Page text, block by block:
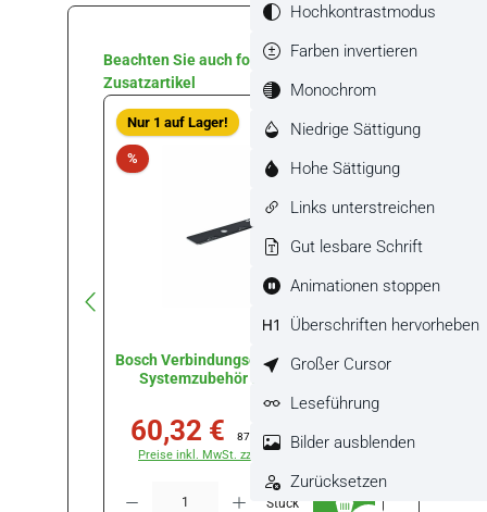
Produktgalerie überspringen
Beachten Sie auch folgende
Zusatzartikel
Nur 1 auf Lager!
% Rabatt
Bosch Verbindungselement FSN VEL,
Systemzubehör #1600Z00009
Verkaufspreis:
60,32 € 87,60 €(31.14% gespart)
Preise inkl. MwSt. zzgl. Versandkosten
Produkt Anzahl: Gib den gewünschten Wert ein oder benutze die
Stück
Hochkontrastmodus
Farben invertieren
Monochrom
Niedrige Sättigung
Hohe Sättigung
Links unterstreichen
Gut lesbare Schrift
Animationen stoppen
Überschriften hervorheben
Großer Cursor
Leseführung
Bilder ausblenden
Zurücksetzen